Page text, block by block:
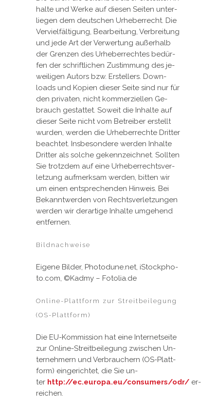
hal­te und Wer­ke auf die­sen Sei­ten un­ter­
lie­gen dem deut­schen Ur­he­ber­recht. Die
Ver­viel­fäl­ti­gung, Be­ar­bei­tung, Ver­brei­tung
und je­de Art der Ver­wer­tung au­ßer­halb
der Gren­zen des Ur­he­ber­rech­tes be­dür­
fen der schrift­li­chen Zu­stim­mung des je­
wei­li­gen Au­tors bzw. Er­stel­lers. Down­
loads und Ko­pi­en die­ser Sei­te sind nur für
den pri­va­ten, nicht kom­mer­zi­el­len Ge­
brauch ge­stat­tet. So­weit die In­hal­te auf
die­ser Sei­te nicht vom Be­trei­ber er­stellt
wur­den, wer­den die Ur­he­ber­rech­te Drit­ter
be­ach­tet. Ins­be­son­de­re wer­den In­hal­te
Drit­ter als sol­che ge­kenn­zeich­net. Soll­ten
Sie trotz­dem auf ei­ne Ur­he­ber­rechts­ver­
let­zung auf­merk­sam wer­den, bit­ten wir
um ei­nen ent­spre­chen­den Hin­weis. Bei
Be­kannt­wer­den von Rechts­ver­let­zun­gen
wer­den wir der­ar­ti­ge In­hal­te um­ge­hend
ent­fer­nen.
Bildnachweise
Ei­ge­ne Bil­der, Pho­tod­u­ne.net, iStock­pho­
to.com, ©Kad­my – Fo­to­lia.de
Online-Plattform zur Streitbeilegung
(OS-Plattform)
Die EU-Kom­mis­si­on hat ei­ne In­ter­net­sei­te
zur On­line-Streit­bei­le­gung zwi­schen Un­
ter­neh­mern und Ver­brau­chern (OS-Platt­
form) ein­ge­rich­tet, die Sie un­
ter http://ec.europa.eu/consumers/odr/ er­
rei­chen.